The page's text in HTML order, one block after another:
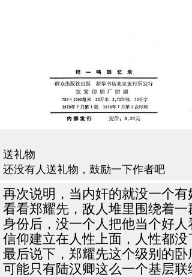
送礼物
还没有人送礼物，鼓励一下作者吧
再次说明，当内奸的就没一个有
看看郑耀先，敌人堆里围绕着
身份后，没一个人把他当个好人
信仰建立在人性上面，人性都没
最后说下，郑耀先这个级别的
可能只有陆汉卿这么一个基层联